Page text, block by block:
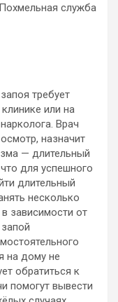
служба
требует
или на
Врач
назначит
— длительный
для успешного
длительный
несколько
зависимости от
на дому не
обратиться к
помогут вывести